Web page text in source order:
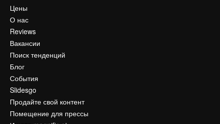
Цены
О нас
Reviews
Вакансии
Поиск тенденций
Блог
События
Slidesgo
Продайте свой контент
Помещение для прессы